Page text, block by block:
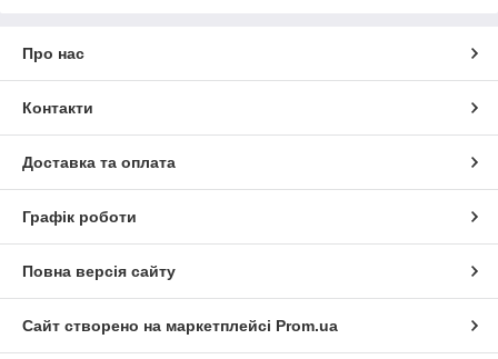
Про нас
Контакти
Доставка та оплата
Графік роботи
Повна версія сайту
Сайт створено на маркетплейсі Prom.ua